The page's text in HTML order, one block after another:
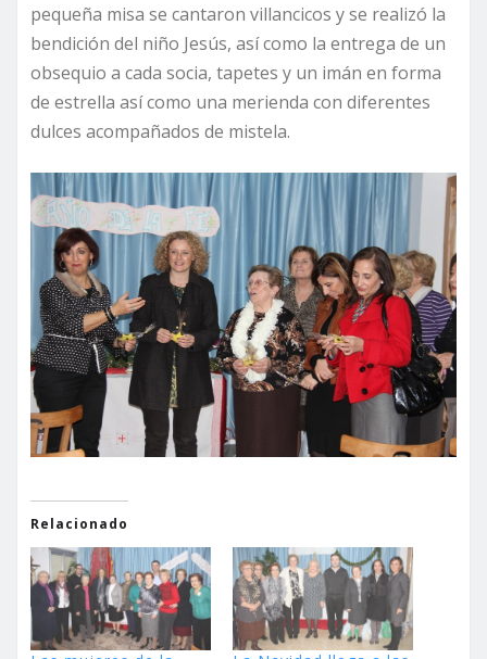
pequeña misa se cantaron villancicos y se realizó la
bendición del niño Jesús, así como la entrega de un
obsequio a cada socia, tapetes y un imán en forma
de estrella así como una merienda con diferentes
dulces acompañados de mistela.
Relacionado